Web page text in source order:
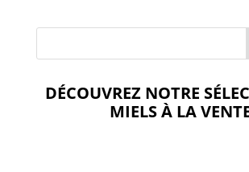
DÉCOUVREZ NOTRE
MIELS À LA